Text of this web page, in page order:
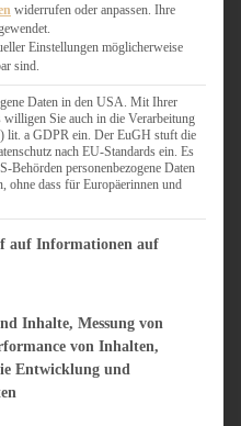
widerrufen oder anpassen. Ihre
Einstellungen möglicherweise
sind.
Daten in den USA. Mit Ihrer
Sie auch in die Verarbeitung
lit. a GDPR ein. Der EuGH stuft die
nach EU-Standards ein. Es
Behörden personenbezogene Daten
ohne dass für Europäerinnen und
des IAB Transparency and Consent
auf Informationen auf
Inhalte, Messung von
von Inhalten,
Entwicklung und